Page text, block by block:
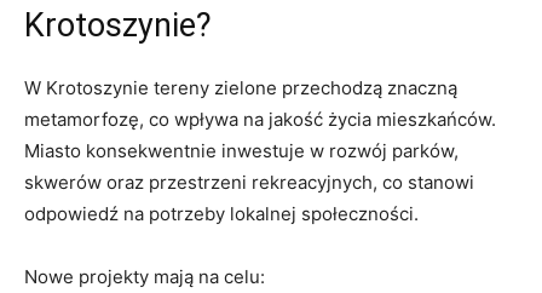
Krotoszynie?
W Krotoszynie tereny zielone przechodzą znaczną
metamorfozę, co wpływa na jakość życia mieszkańców.
Miasto konsekwentnie inwestuje w rozwój parków,
skwerów oraz przestrzeni rekreacyjnych, co stanowi
odpowiedź na potrzeby lokalnej społeczności.
Nowe projekty mają na celu: